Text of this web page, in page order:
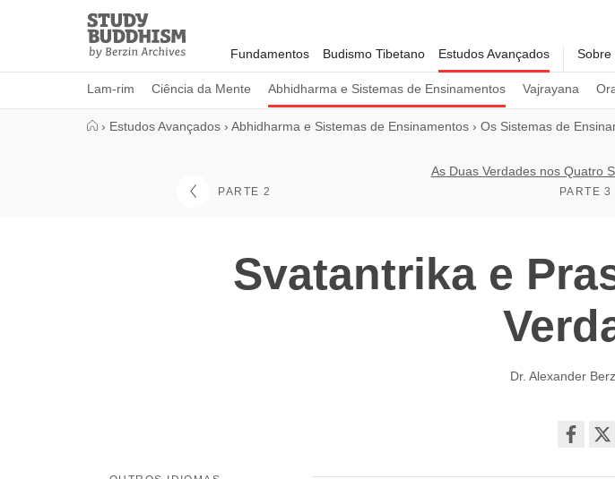
Study
Buddhism
Home
Fundamentos Budismo Tibetano Estudos Avançados
Lam-rim Ciência da Mente Abhidharma e Sistemas de Ensinamentos Vajrayana
Sobre
› Estudos Avançados › Abhidharma e Sistemas de Ensinamentos › Os Sistemas de
PARTE 2
As Duas Verdades nos Quatro
PARTE
Svatantrika e
Dr. Alexander